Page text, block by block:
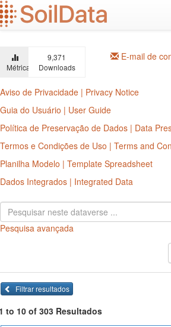
Ir
para
o
principal
Métricas
9,371
Downloads
E-mail de
Aviso de Privacidade | Privacy Notice
Guia do Usuário | User Guide
Política de Preservação de Dados | Data
Termos e Condições de Uso | Terms and
Planilha Modelo | Template Spreadsheet
Dados Integrados | Integrated Data
Pesquisa avançada
Filtrar resultados
to 10 of 303 Resultados